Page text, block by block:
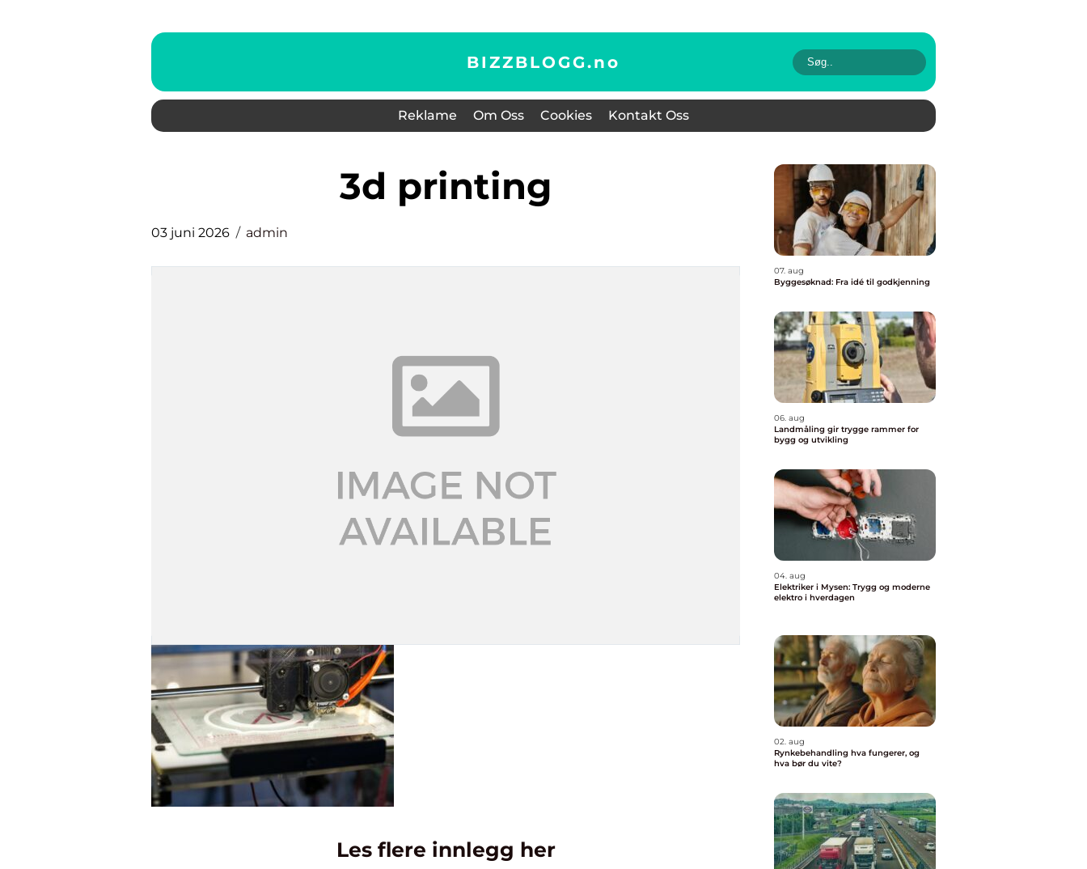
BIZZBLOGG.no
Reklame Om Oss Cookies Kontakt Oss
3d printing
03 juni 2026 admin
Les flere innlegg her
07. aug
Byggesøknad: Fra idé til godkjenning
06. aug
Landmåling gir trygge rammer for
bygg og utvikling
04. aug
Elektriker i Mysen: Trygg og moderne
elektro i hverdagen
02. aug
Rynkebehandling hva fungerer, og
hva bør du vite?